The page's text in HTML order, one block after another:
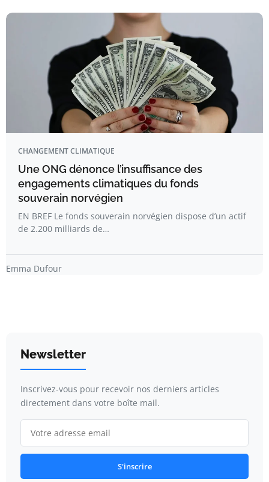
CHANGEMENT CLIMATIQUE
Une ONG dénonce l’insuffisance des
engagements climatiques du fonds
souverain norvégien
EN BREF Le fonds souverain norvégien dispose d’un actif
de 2.200 milliards de…
Emma Dufour
Newsletter
Inscrivez-vous pour recevoir nos derniers articles
directement dans votre boîte mail.
S'inscrire